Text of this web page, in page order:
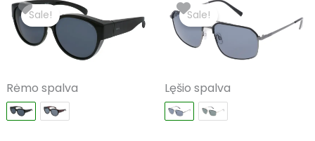
Sale!
Rėmo spalva
price
was:
€99.00.
price
is:
€59.40.
Sale!
Lęšio spalva
price
was:
€99.00. €59.40.